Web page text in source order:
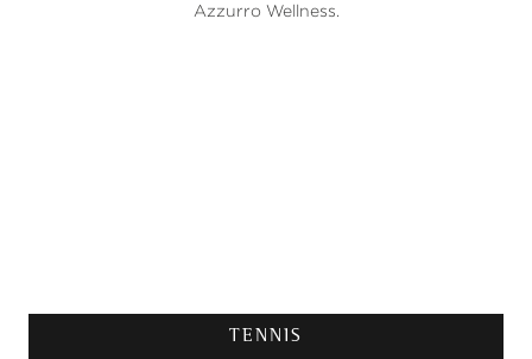
Azzurro Wellness.
TENNIS